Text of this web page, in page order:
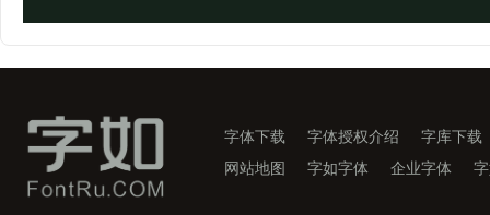
字体下载 字体授权介绍
字库下载
网站地图
字如字体 企业字体